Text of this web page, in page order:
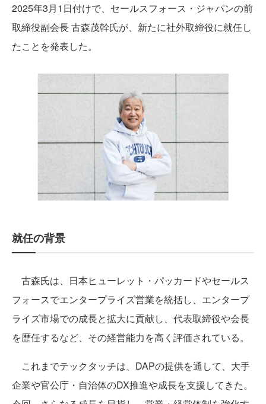
2025年3月1日付けで、セールスフォース・ジャパンの前
取締役副会長 古森茂幹氏が、新たに社外取締役に就任し
たことを発表した。
就任の背景
古森氏は、日本ヒューレット・パッカードやセールス
フォースでエンタープライズ営業を統括し、エンタープ
ライズ市場での成長と拡大に貢献し、代表取締役や会長
を歴任するなど、その経営能力を高く評価されている。
これまでテックタッチは、DAPの提供を通して、大手
企業や官公庁・自治体のDX推進や成長を支援してきた。